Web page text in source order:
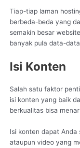
Tiap-tiap laman
berbeda-beda yang
semakin besar
banyak pula data-
Isi Konten
Salah satu faktor
isi konten yang baik
berkualitas bisa
Isi konten dapat Anda
ataupun video yang